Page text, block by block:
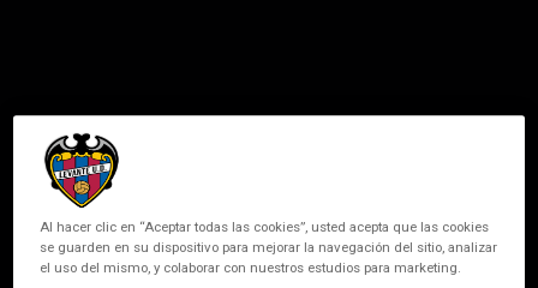
Al hacer clic en “Aceptar todas las cookies”, usted acepta que las cookies
se guarden en su dispositivo para mejorar la navegación del sitio, analizar
el uso del mismo, y colaborar con nuestros estudios para marketing.